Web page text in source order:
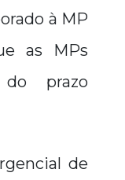
à MP
as MPs
do prazo
de